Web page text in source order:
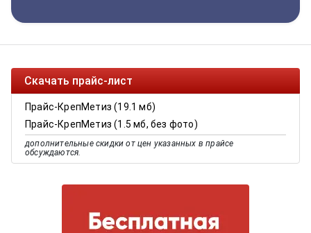
Скачать прайс-лист
Прайс-КрепМетиз (19.1 мб)
Прайс-КрепМетиз (1.5 мб, без фото)
дополнительные скидки от цен указанных в прайсе
обсуждаются.